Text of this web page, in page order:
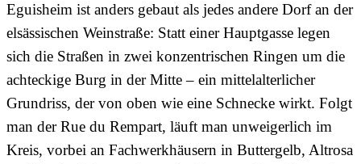
Eguisheim ist anders gebaut als jedes andere Dorf an der
elsässischen Weinstraße: Statt einer Hauptgasse legen
sich die Straßen in zwei konzentrischen Ringen um die
achteckige Burg in der Mitte – ein mittelalterlicher
Grundriss, der von oben wie eine Schnecke wirkt. Folgt
man der Rue du Rempart, läuft man unweigerlich im
Kreis, vorbei an Fachwerkhäusern in Buttergelb, Altrosa